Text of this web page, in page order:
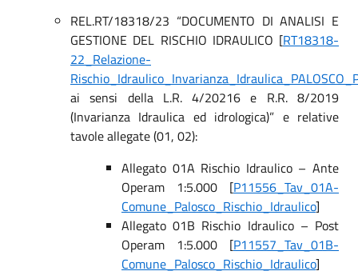
REL.RT/18318/23 “DOCUMENTO DI ANALISI E
GESTIONE DEL RISCHIO IDRAULICO [RT18318-
22_Relazione-
ai sensi della L.R. 4/20216 e R.R. 8/2019
(Invarianza Idraulica ed idrologica)” e relative
tavole allegate (01, 02):
Allegato 01A Rischio Idraulico – Ante
Operam 1:5.000 [P11556_Tav_01A-
Comune_Palosco_Rischio_Idraulico]
Allegato 01B Rischio Idraulico – Post
Operam 1:5.000 [P11557_Tav_01B-
Comune_Palosco_Rischio_Idraulico]